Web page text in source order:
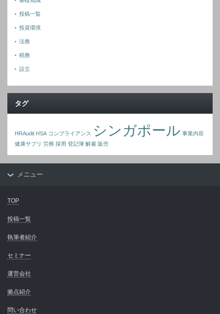
投稿一覧
投資環境
法務
税務
設立
タグ
HRAudit HSA コンプライアンス シンガポール 事業内容
健康サプリ 労務 採用 登記簿 解雇 販売
メニュー
TOP
投稿一覧
執筆者紹介
セミナー
運営会社
拠点紹介
問い合わせ